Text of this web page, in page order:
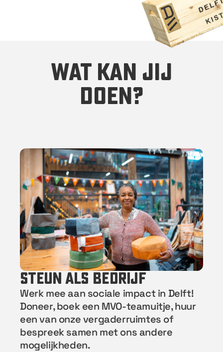
wat kan jij
doen?
steun als bedrijf
Werk mee aan sociale impact in Delft!
Doneer, boek een MVO-teamuitje, huur
een van onze vergaderruimtes of
bespreek samen met ons andere
mogelijkheden.